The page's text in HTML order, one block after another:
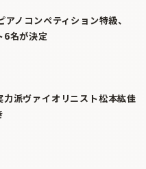
ノコンペティション特級、
6名が決定
力派ヴァイオリニスト松本紘佳